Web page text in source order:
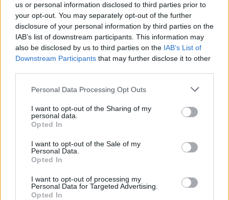
us or personal information disclosed to third parties prior to
your opt-out. You may separately opt-out of the further
disclosure of your personal information by third parties on the
IAB’s list of downstream participants. This information may
also be disclosed by us to third parties on the IAB’s List of
Downstream Participants that may further disclose it to other
Personal Data Processing Opt Outs
I want to opt-out of the Sharing of my
personal data.
Opted In
I want to opt-out of the Sale of my
Personal Data.
Opted In
I want to opt-out of processing my
Personal Data for Targeted Advertising.
Opted In
Info
Lähetä uutisvinkki
RSS-ohje
Yhteistyössä
Tyyliniekka
Lifestyle
Matkailu
Viihde
Autot
Digi